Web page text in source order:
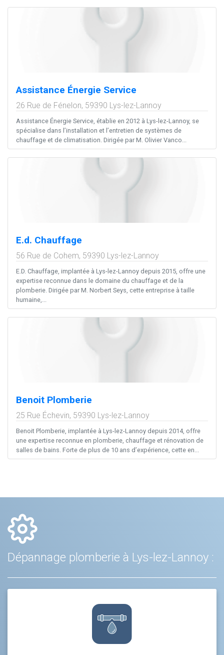
Assistance Énergie Service
26 Rue de Fénelon, 59390 Lys-lez-Lannoy
Assistance Énergie Service, établie en 2012 à Lys-lez-Lannoy, se
spécialise dans l’installation et l’entretien de systèmes de
chauffage et de climatisation. Dirigée par M. Olivier Vanco...
E.d. Chauffage
56 Rue de Cohem, 59390 Lys-lez-Lannoy
E.D. Chauffage, implantée à Lys-lez-Lannoy depuis 2015, offre une
expertise reconnue dans le domaine du chauffage et de la
plomberie. Dirigée par M. Norbert Seys, cette entreprise à taille
humaine,...
Benoit Plomberie
25 Rue Échevin, 59390 Lys-lez-Lannoy
Benoit Plomberie, implantée à Lys-lez-Lannoy depuis 2014, offre
une expertise reconnue en plomberie, chauffage et rénovation de
salles de bains. Forte de plus de 10 ans d’expérience, cette en...
Dépannage plomberie à Lys-lez-Lannoy :